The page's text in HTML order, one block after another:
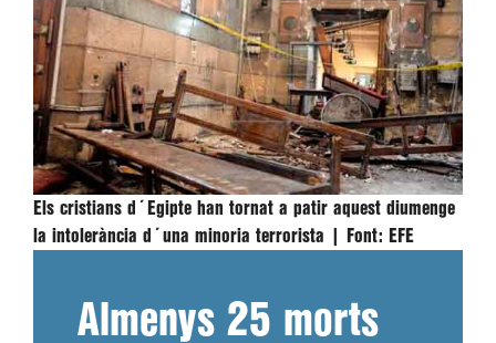
Els cristians d´Egipte han tornat a patir aquest diumenge
la intolerància d´una minoria terrorista |
Font: EFE
Almenys 25 morts